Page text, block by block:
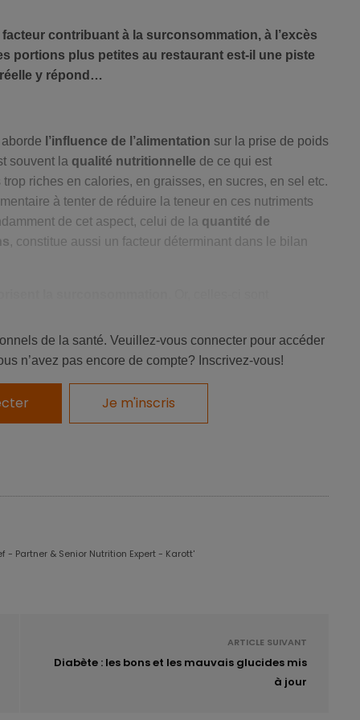
pas.
que l’effet défavorable des pommes de terre et des
perdre du poids ?
contribuant à la surconsommation, à l’excès
portions plus petites au restaurant est-il une piste
y répond…
l’influence de l’alimentation sur la prise de poids
souvent la qualité nutritionnelle de ce qui est
riches en calories, en graisses, en sucres, en sel etc.
à tenter de réduire la teneur en ces nutriments
de cet aspect, celui de la quantité de
, constitue aussi un facteur déterminant dans le bilan
ont considérablement augmenté au fil des dernières
par rapport aux portions courantes sur le Vieux
représente un véritable enjeu dans ce domaine.
au restaurant a-t-il un intérêt pour réduire la
mois), l’option réduite était présentée sur la carte sous
appelée «
». Au cours d’une seconde
de la santé. Veuillez-vous connecter pour accéder
n’avez pas encore de compte? Inscrivez-vous!
Je m'inscris
Partner & Senior Nutrition Expert - Karott'
ARTICLE SUIVANT
Diabète : les bons et les mauvais glucides mis
à jour